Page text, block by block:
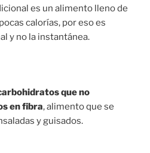
es un alimento lleno de
calorías, por eso es
y no la instantánea.
que no
en fibra, alimento que se
y guisados.